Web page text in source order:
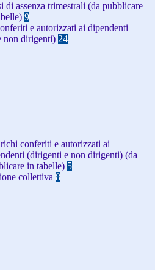
di assenza trimestrali (da pubblicare
9
e autorizzati ai dipendenti
non dirigenti) 24
conferiti e autorizzati ai
(dirigenti e non dirigenti) (da
in tabelle) 5
collettiva 8